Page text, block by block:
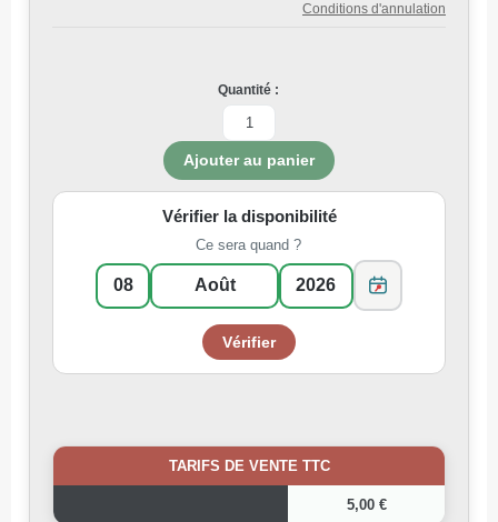
Conditions d'annulation
Quantité :
Vérifier la disponibilité
Ce sera quand ?
TARIFS DE VENTE TTC
5,00 €